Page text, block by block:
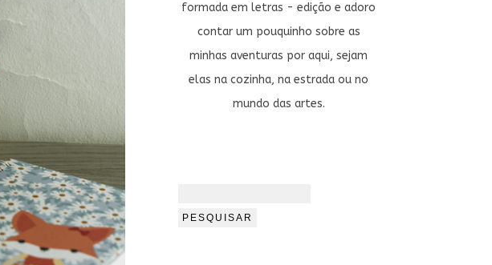
formada em letras - edição e adoro
contar um pouquinho sobre as
minhas aventuras por aqui, sejam
elas na cozinha, na estrada ou no
mundo das artes.
por: